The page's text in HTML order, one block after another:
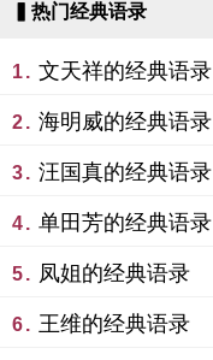
▍热门经典语录
1. 文天祥的经典语录
2. 海明威的经典语录
3. 汪国真的经典语录
4. 单田芳的经典语录
5. 凤姐的经典语录
6. 王维的经典语录